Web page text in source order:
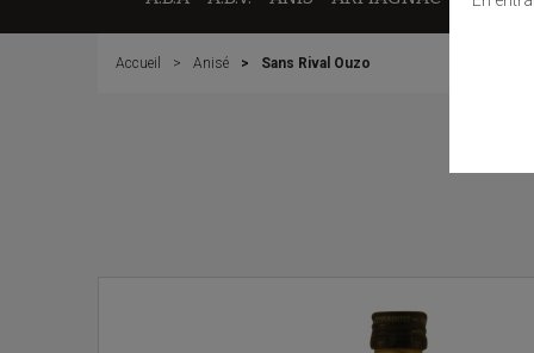
Accueil Anisé Sans Rival Ouzo